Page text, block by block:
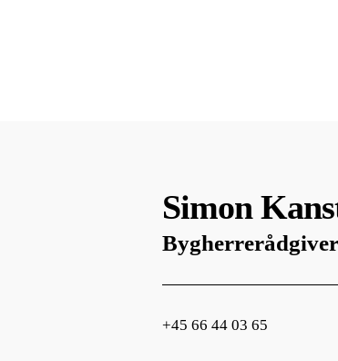
Simon
Bygherrerådgiver
+45 66 44 03 65